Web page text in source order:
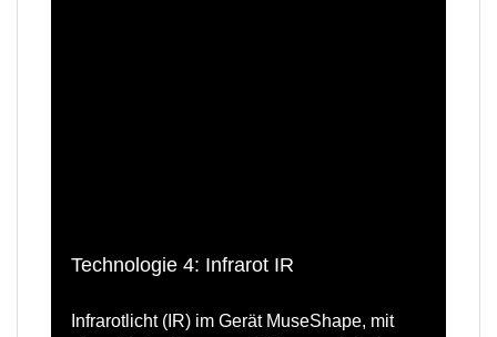
Technologie 4: Infrarot IR
Infrarotlicht (IR) im Gerät MuseShape, mit